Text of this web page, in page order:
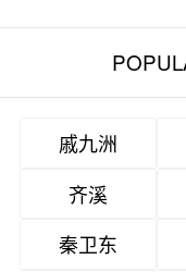
戚九洲
齐溪
秦卫东